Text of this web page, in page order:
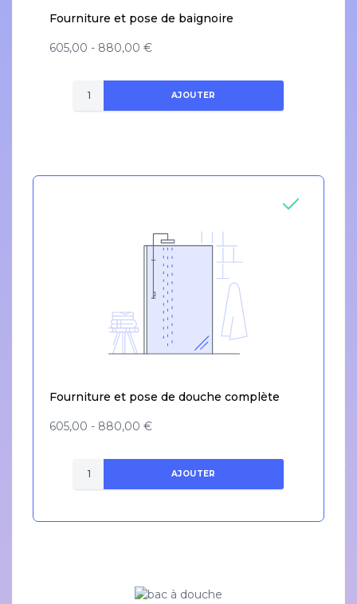
Fourniture et pose de baignoire
605,00 - 880,00 €
AJOUTER
Fourniture et pose de douche complète
605,00 - 880,00 €
AJOUTER